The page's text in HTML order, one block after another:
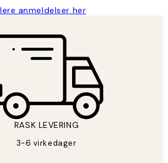
anmeldelser her
RASK LEVERING
3-6 virkedager